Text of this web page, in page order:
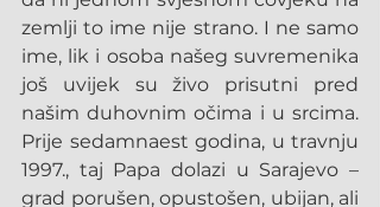
zemlji to ime nije strano. I ne samo
ime, lik i osoba našeg suvremenika
još uvijek su živo prisutni pred
našim duhovnim očima i u srcima.
Prije sedamnaest godina, u travnju
1997., taj Papa dolazi u Sarajevo –
grad porušen, opustošen, ubijan, ali